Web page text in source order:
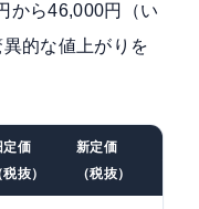
から46,000円（い
異的な値上がりを
定価
税抜）
新定価
（税抜）